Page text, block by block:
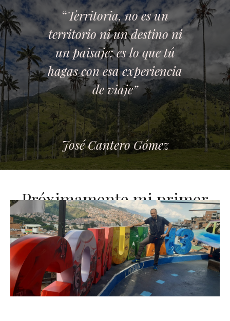
“Territoria, no es un
territorio ni un destino ni
un paisaje: es lo que tú
hagas con esa experiencia
de viaje”
José Cantero Gómez
Próximamente mi primer
viaje de autoren grupo a
TerritoriaColombia
la bella